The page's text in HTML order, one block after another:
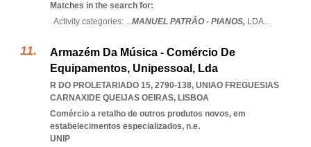
Matches in the search for:
Activity categories: ...MANUEL PATRÃO - PIANOS, LDA...
Armazém Da Música - Comércio De
Equipamentos, Unipessoal, Lda
R DO PROLETARIADO 15, 2790-138, UNIAO FREGUESIAS
CARNAXIDE QUEIJAS OEIRAS, LISBOA
Comércio a retalho de outros produtos novos, em
estabelecimentos especializados, n.e.
UNIP